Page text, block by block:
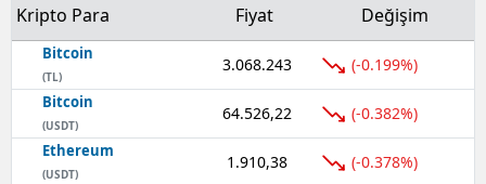
Tokat
Trabzon
Tunceli
Şanlıurfa
Kripto Para Fiyat Değişim
Bitcoin
(TL)
3.068.243 (-0.199%)
Bitcoin
(USDT)
64.526,22 (-0.382%)
Ethereum
(USDT)
1.910,38 (-0.378%)